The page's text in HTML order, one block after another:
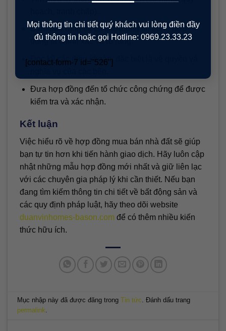
Mọi thông tin chi tiết quý khách vui lòng điền đầy
đủ thông tin hoặc gọi Hotline: 0969.23.33.23
[contact-form-7 id="526"]
Đảm bảo rằng tất cả các thông tin trong hợp
đồng là chính xác và rõ ràng.
Đọc kỹ các điều khoản, đặc biệt là về quyền và
Đưa hợp đồng đến tổ chức công chứng để được
kiểm tra và xác nhận.
Kết luận
Việc hiểu rõ về hợp đồng mua bán nhà đất sẽ giúp
bạn tự tin hơn khi tiến hành giao dịch. Hãy luôn cập
nhật những mẫu hợp đồng mới nhất và giữ liên lạc
với các chuyên gia pháp lý khi cần thiết. Nếu bạn
đang tìm kiếm thông tin chi tiết về bất động sản và
các quy định pháp luật, hãy theo dõi website
duanvinhomes-bason.com để có thêm nhiều kiến
thức hữu ích.
Mục nhập này đã được đăng trongTin tức. Đánh dấu trang
permalink.